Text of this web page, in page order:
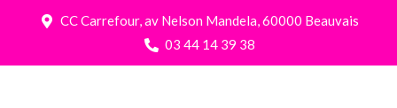
CC Carrefour, av Nelson Mandela, 60000 Beauvais
03 44 14 39 38